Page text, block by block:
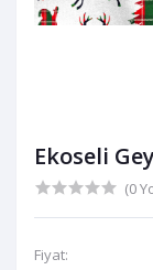
Ekoseli
(0
Fiyat: